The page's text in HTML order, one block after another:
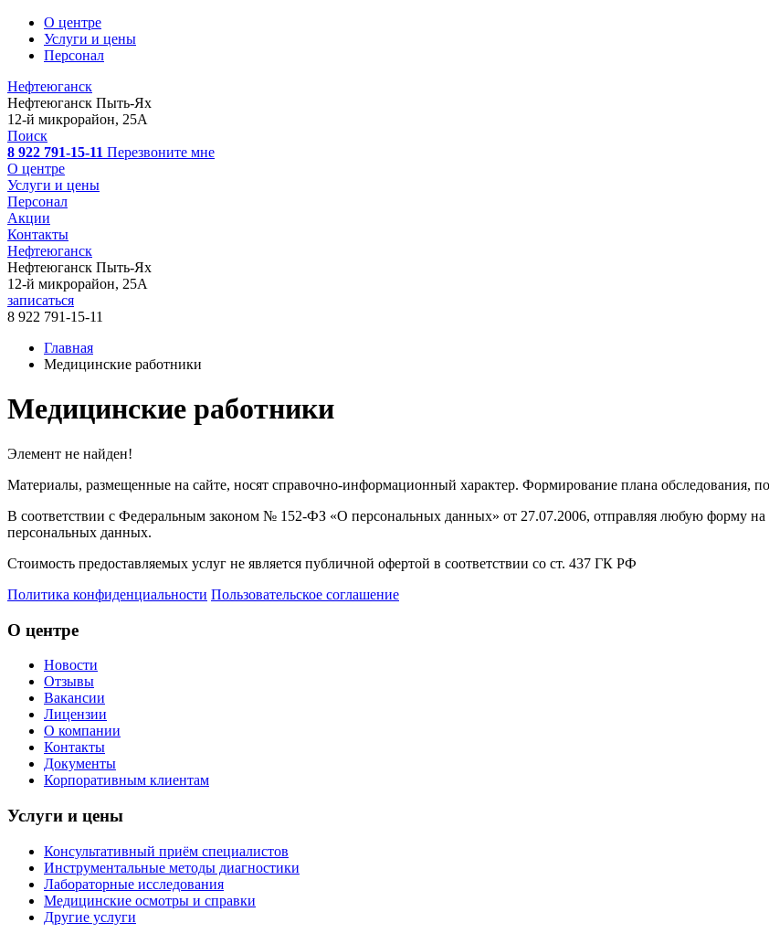
О центре
Услуги и цены
Персонал
Нефтеюганск
Нефтеюганск Пыть-Ях
12-й микрорайон, 25А
Поиск
8 922 791-15-11 Перезвоните мне
О центре
Услуги и цены
Персонал
Акции
Контакты
Нефтеюганск
Нефтеюганск Пыть-Ях
12-й микрорайон, 25А
записаться
8 922 791-15-11
Главная
Медицинские работники
Медицинские работники
Элемент не найден!
Материалы, размещенные на сайте, носят справочно-информационный характер. Формирование плана обследования,
В соответствии с Федеральным законом № 152-ФЗ «О персональных данных» от 27.07.2006, отправляя любую форму на
персональных данных.
Стоимость предоставляемых услуг не является публичной офертой в соответствии со ст. 437 ГК РФ
Политика конфиденциальности Пользовательское соглашение
О центре
Новости
Отзывы
Вакансии
Лицензии
О компании
Контакты
Документы
Корпоративным клиентам
Услуги и цены
Консультативный приём специалистов
Инструментальные методы диагностики
Лабораторные исследования
Медицинские осмотры и справки
Другие услуги